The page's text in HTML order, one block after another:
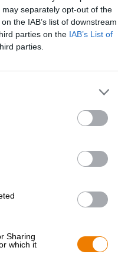
separately opt-out of the
the IAB’s list of downstream
parties on the IAB’s List of
parties.
Sharing
which it
Scheepvaart
je nu ook in een pakket:
een bierpakket. In deze
glas van de brouwerij.
glas zet de (schuim)kroon
en het volle
een lust
en twee ales zit er in
aan iedereen die een
uiterst sympathieke